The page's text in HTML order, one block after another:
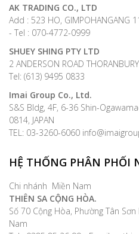
AK TRADING CO., LTD
Add : 523 HO, GIMPOHANGANG
- Tel : 070-4772-0999
SHUEY SHING PTY LTD
2 ANDERSON ROAD
Tel: (613) 9495 0833
Imai Group Co., Ltd.
S&S Bldg, 4F, 6-36 Shin-
0814, JAPAN
TEL: 03-3260-6060
HỆ THỐNG PHÂN PHỐI
Chi nhánh Miền Nam
THIÊN SA CỘNG HÒA.
Số 70 Cộng Hòa, Phường Tân
Nam